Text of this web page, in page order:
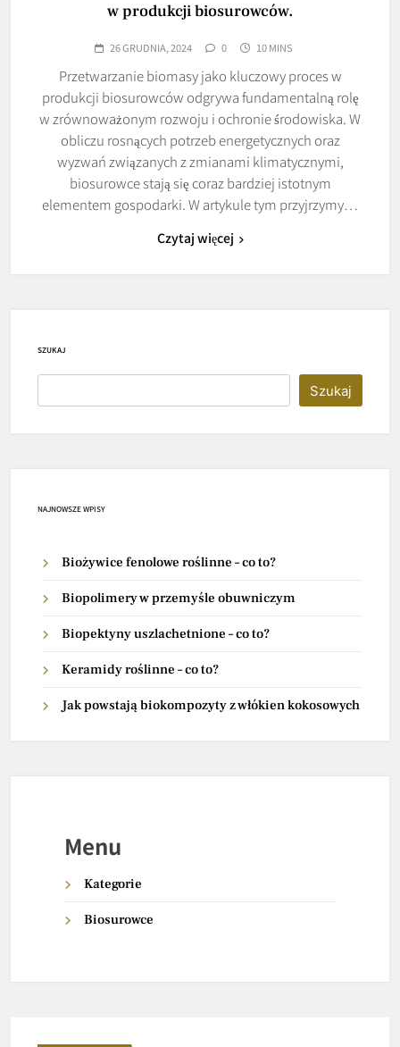
w produkcji biosurowców.
26 GRUDNIA, 2024 0 10 MINS
Przetwarzanie biomasy jako kluczowy proces w
produkcji biosurowców odgrywa fundamentalną rolę
w zrównoważonym rozwoju i ochronie środowiska. W
obliczu rosnących potrzeb energetycznych oraz
wyzwań związanych z zmianami klimatycznymi,
biosurowce stają się coraz bardziej istotnym
elementem gospodarki. W artykule tym przyjrzymy…
Czytaj więcej
SZUKAJ
Szukaj
NAJNOWSZE WPISY
Biożywice fenolowe roślinne – co to?
Biopolimery w przemyśle obuwniczym
Biopektyny uszlachetnione – co to?
Keramidy roślinne – co to?
Jak powstają biokompozyty z włókien kokosowych
Menu
Kategorie
Biosurowce